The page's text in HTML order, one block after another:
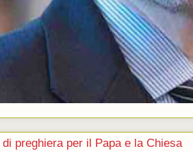
preghiera per il Papa e la Chiesa